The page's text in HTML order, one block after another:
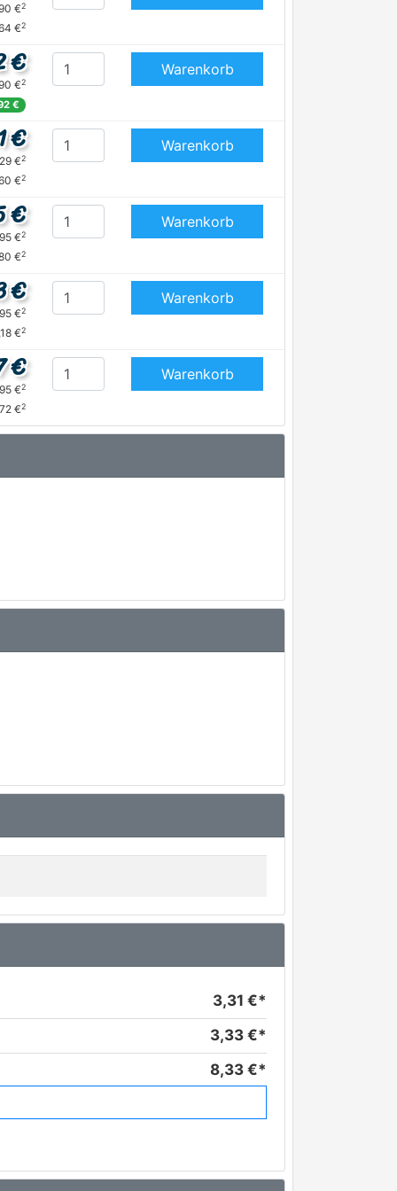
€2
€2
€
€2
€
Warenkorb
€
€2
€2
Warenkorb
€
€2
€2
Warenkorb
€
€2
€2
Warenkorb
€
€2
€2
Warenkorb
3,31 €*
3,33 €*
8,33 €*